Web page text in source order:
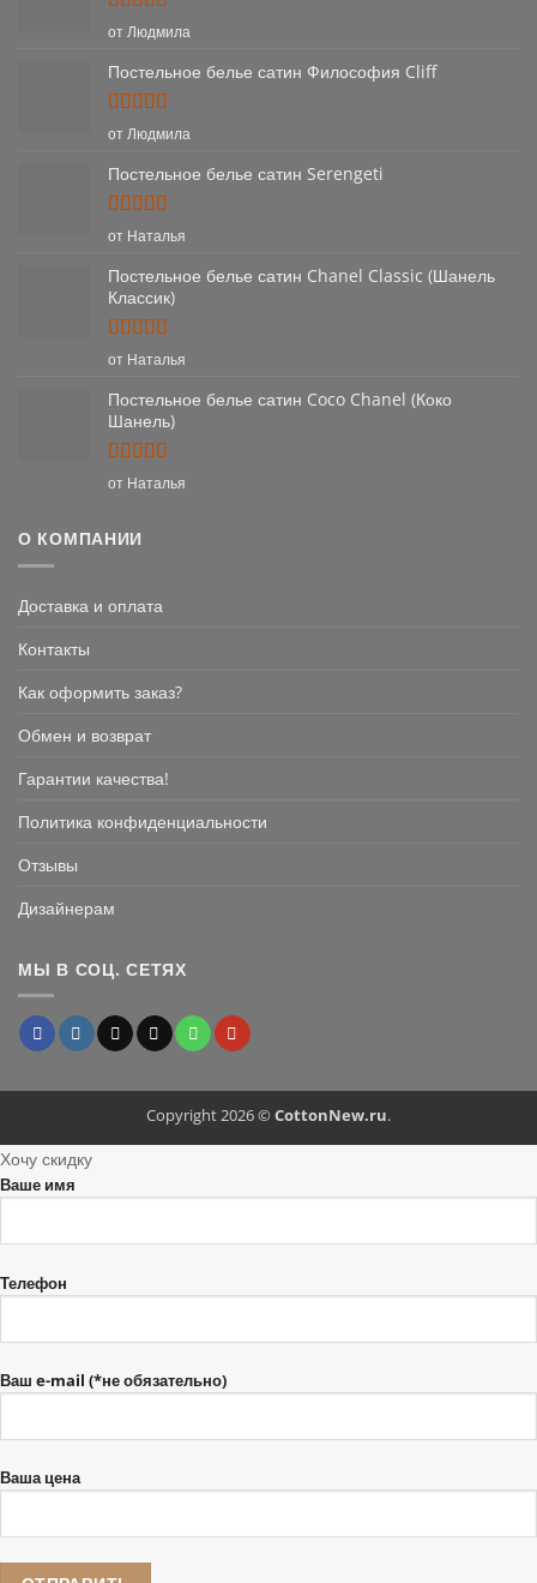
Оценка5
от Людмила
Постельное белье сатин Философия Cliff
Оценка5
от Людмила
Постельное белье сатин Serengeti
Оценка5
от Наталья
Постельное белье сатин Chanel Classic (Шанель
Классик)
Оценка5
от Наталья
Постельное белье сатин Coco Chanel (Коко
Шанель)
Оценка5
от Наталья
О КОМПАНИИ
Доставка и оплата
Контакты
Как оформить заказ?
Обмен и возврат
Гарантии качества!
Политика конфиденциальности
Отзывы
Дизайнерам
МЫ В СОЦ. СЕТЯХ
Copyright 2026 ©CottonNew.ru.
Хочу скидку
Ваше имя
Телефон
Ваш e-mail (*не обязательно)
Ваша цена